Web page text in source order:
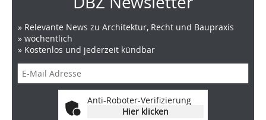
» Relevante News zu Architektur, Recht und Baupraxis
» wöchentlich
» Kostenlos und jederzeit kündbar
Anti-Roboter-Verifizierung
Hier klicken